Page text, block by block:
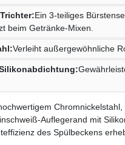
Ein 3-teiliges
beim Getränke-Mixen.
Verleiht außergewöhnliche
Auflegerand mit
des Spülbeckens